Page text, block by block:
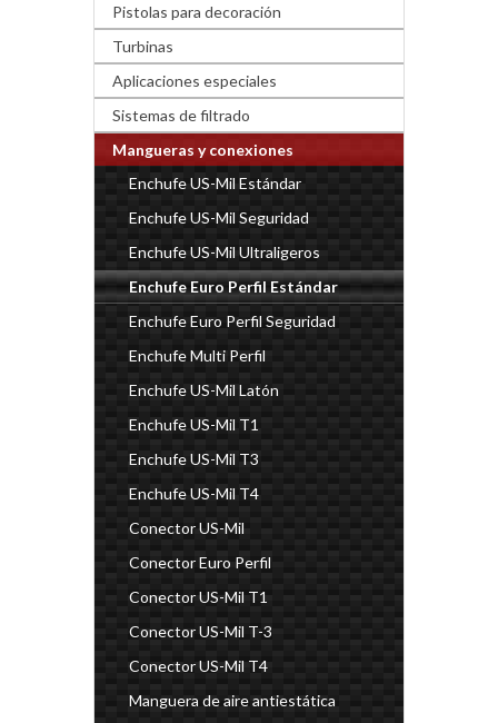
Pistolas para decoración
Turbinas
Aplicaciones especiales
Sistemas de filtrado
Mangueras y conexiones
Enchufe US-Mil Estándar
Enchufe US-Mil Seguridad
Enchufe US-Mil Ultraligeros
Enchufe Euro Perfil Estándar
Enchufe Euro Perfil Seguridad
Enchufe Multi Perfil
Enchufe US-Mil Latón
Enchufe US-Mil T1
Enchufe US-Mil T3
Enchufe US-Mil T4
Conector US-Mil
Conector Euro Perfil
Conector US-Mil T1
Conector US-Mil T-3
Conector US-Mil T4
Manguera de aire antiestática